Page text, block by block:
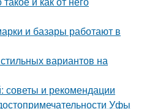
и базары работают в
вариантов на
советы и рекомендации
Уфы